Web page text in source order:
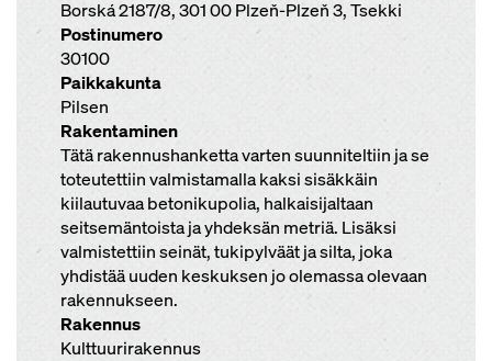
Borská 2187/8, 301 00 Plzeň-Plzeň 3, Tsekki
Postinumero
30100
Paikkakunta
Pilsen
Rakentaminen
Tätä rakennushanketta varten suunniteltiin ja se
toteutettiin valmistamalla kaksi sisäkkäin
kiilautuvaa betonikupolia, halkaisijaltaan
seitsemäntoista ja yhdeksän metriä. Lisäksi
valmistettiin seinät, tukipylväät ja silta, joka
yhdistää uuden keskuksen jo olemassa olevaan
rakennukseen.
Rakennus
Kulttuurirakennus